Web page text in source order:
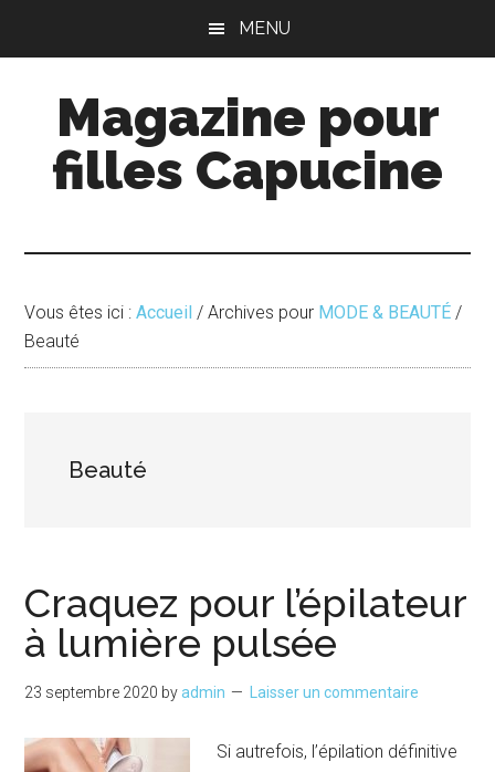
principal
principale
MENU
Magazine pour
filles Capucine
Vous êtes ici :Accueil / Archives pour MODE & BEAUTÉ /
Beauté
Beauté
Craquez pour l’épilateur
à lumière pulsée
23 septembre 2020 byadmin Laisser un commentaire
Si autrefois, l’épilation définitive